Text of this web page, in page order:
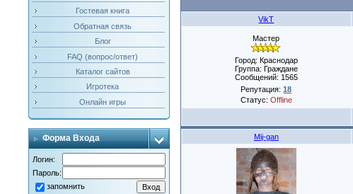
Гостевая книга
Обратная связь
Блог
FAQ (вопрос/ответ)
Каталог сайтов
Игротека
Онлайн игры
Форма Входа
Логин:
Пароль:
запомнить
VikT
Мастер
Город: Краснодар
Группа: Граждане
Сообщений: 1565
Репутация:18
Статус: Offline
Mij-gan